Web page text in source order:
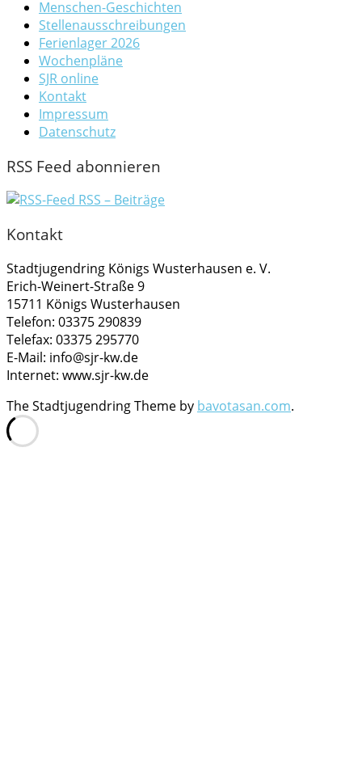
Menschen-Geschichten
Stellenausschreibungen
Ferienlager 2026
Wochenpläne
SJR online
Kontakt
Impressum
Datenschutz
RSS Feed abonnieren
RSS – Beiträge
Kontakt
Stadtjugendring Königs Wusterhausen e. V.
Erich-Weinert-Straße 9
15711 Königs Wusterhausen
Telefon: 03375 290839
Telefax: 03375 295770
E-Mail: info@sjr-kw.de
Internet: www.sjr-kw.de
The Stadtjugendring Theme by bavotasan.com.